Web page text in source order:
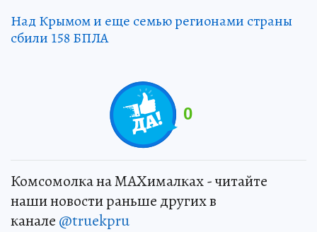
Над Крымом и еще семью регионами страны
сбили 158 БПЛА
0
Комсомолка на MAXималках - читайте
наши новости раньше других в
канале @truekpru